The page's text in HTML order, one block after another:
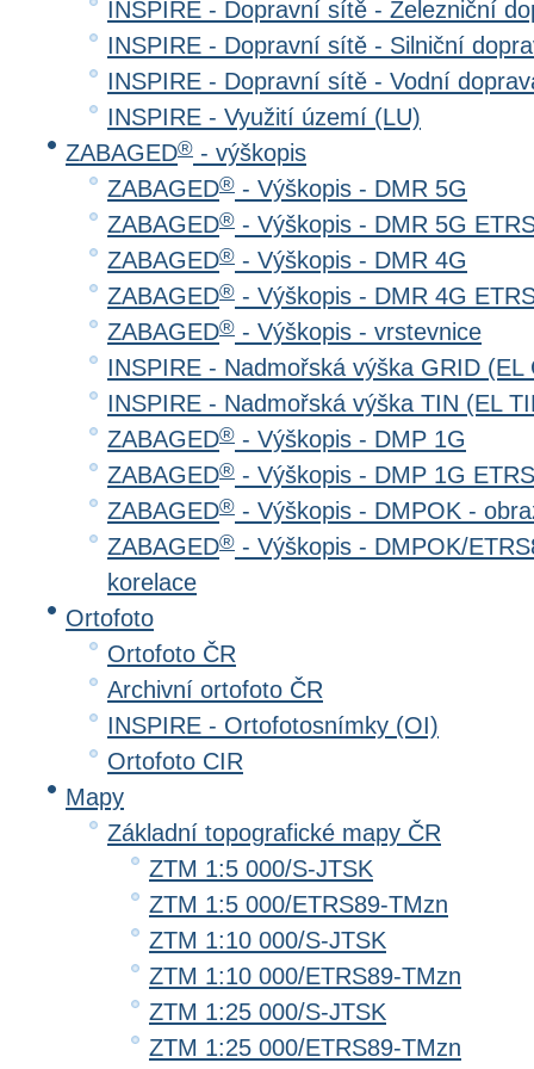
INSPIRE - Dopravní sítě - Železniční
INSPIRE - Dopravní sítě - Silniční
INSPIRE - Dopravní sítě - Vodní
INSPIRE - Využití území (LU)
ZABAGED® - výškopis
ZABAGED® - Výškopis - DMR 5G
ZABAGED® - Výškopis - DMR 5G
ZABAGED® - Výškopis - DMR 4G
ZABAGED® - Výškopis - DMR 4G
ZABAGED® - Výškopis - vrstevnice
INSPIRE - Nadmořská výška GRID (EL
INSPIRE - Nadmořská výška TIN (EL
ZABAGED® - Výškopis - DMP 1G
ZABAGED® - Výškopis - DMP 1G
ZABAGED® - Výškopis - DMPOK -
ZABAGED® - Výškopis - DMPOK/
korelace
Ortofoto
Ortofoto ČR
Archivní ortofoto ČR
INSPIRE - Ortofotosnímky (OI)
Ortofoto CIR
Mapy
Základní topografické mapy ČR
ZTM 1:5 000/S-JTSK
ZTM 1:5 000/ETRS89-TMzn
ZTM 1:10 000/S-JTSK
ZTM 1:10 000/ETRS89-TMzn
ZTM 1:25 000/S-JTSK
ZTM 1:25 000/ETRS89-TMzn